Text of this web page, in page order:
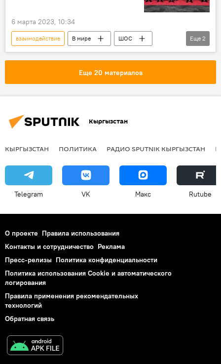
6 марта 2023, 10:34
взаимодействие В мире
ШОС
ОДКБ
сотрудничество
Еще 2
Еще 20 материалов
Кыргызстан
КЫРГЫЗСТАН ПОЛИТИКА РАДИО SPUTNIK КЫРГЫЗСТАН
Telegram VK Макс Rutube
О проекте Правила использования
Контакты и сотрудничество Реклама
Пресс-релизы Политика конфиденциальности
Политика использования Cookie и автоматического
логирования
Правила применения рекомендательных
технологий
Обратная связь